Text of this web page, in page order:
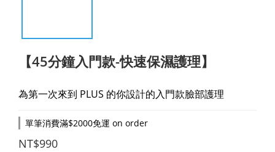
【45分鐘入門款-快速保濕護理】
為第一次來到 PLUS 的你設計的入門款臉部護理
單筆消費滿$2000免運 on order
NT$990